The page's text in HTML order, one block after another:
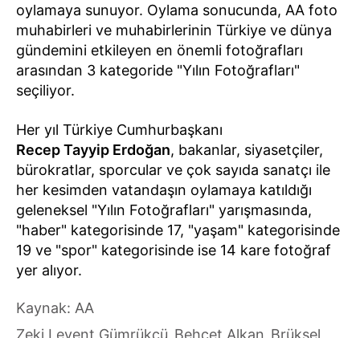
oylamaya sunuyor. Oylama sonucunda, AA foto
muhabirleri ve muhabirlerinin Türkiye ve dünya
gündemini etkileyen en önemli fotoğrafları
arasından 3 kategoride "Yılın Fotoğrafları"
seçiliyor.
Her yıl Türkiye Cumhurbaşkanı
Recep Tayyip Erdoğan, bakanlar, siyasetçiler,
bürokratlar, sporcular ve çok sayıda sanatçı ile
her kesimden vatandaşın oylamaya katıldığı
geleneksel "Yılın Fotoğrafları" yarışmasında,
"haber" kategorisinde 17, "yaşam" kategorisinde
19 ve "spor" kategorisinde ise 14 kare fotoğraf
yer alıyor.
Kaynak: AA
Zeki Levent Gümrükçü Behçet Alkan Brüksel